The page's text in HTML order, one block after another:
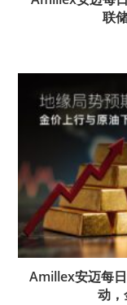
联
Amillex安迈每
动